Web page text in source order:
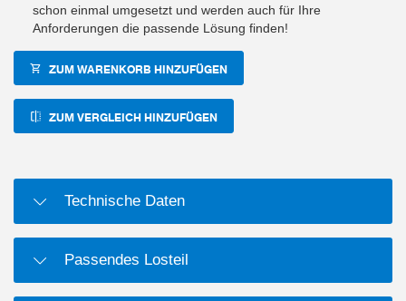
schon einmal umgesetzt und werden auch für Ihre
Anforderungen die passende Lösung finden!
ZUM WARENKORB HINZUFÜGEN
ZUM VERGLEICH HINZUFÜGEN
Technische Daten
Passendes Losteil